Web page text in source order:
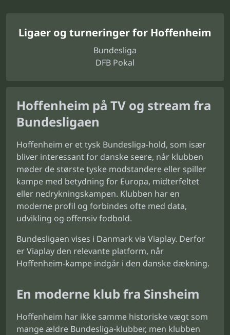
Ligaer og turneringer for Hoffenheim
Bundesliga
DFB Pokal
Hoffenheim på TV og stream fra
Bundesligaen
Hoffenheim er et tysk Bundesliga-hold, som især
bliver interessant for danske seere, når klubben
møder de største tyske modstandere eller spiller
kampe med betydning for Europa, midterfeltet
eller nedrykningskampen. Klubben har en
moderne profil og forbindes ofte med data,
udvikling og offensiv fodbold.
Bundesligaen vises i Danmark via Viaplay. Derfor
er Viaplay den relevante platform, når
Hoffenheim-kampe indgår i den danske dækning.
En moderne klub fra Sinsheim
Hoffenheim har ikke samme historiske vægt som
mange ældre Bundesliga-klubber, men klubben